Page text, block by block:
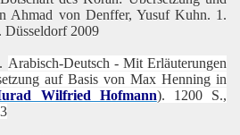
Ahmad von Denffer, Yusuf Kuhn. 1.
Düsseldorf 2009
Arabisch-Deutsch - Mit Erläuterungen
auf Basis von Max Henning in
Wilfried Hofmann). 1200 S.,